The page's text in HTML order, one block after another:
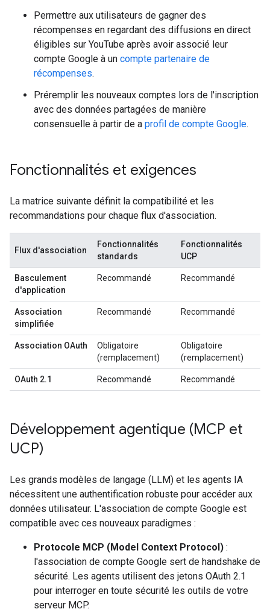
Permettre aux utilisateurs de gagner des
récompenses en regardant des diffusions en direct
éligibles sur YouTube après avoir associé leur
compte Google à un compte partenaire de
récompenses.
Préremplir les nouveaux comptes lors de l'inscription
avec des données partagées de manière
consensuelle à partir de a profil de compte Google.
Fonctionnalités et exigences
La matrice suivante définit la compatibilité et les
recommandations pour chaque flux d'association.
Flux d'association
Fonctionnalités
standards
Fonctionnalités
UCP
Basculement
d'application
Recommandé Recommandé
Association
simplifiée
Recommandé Recommandé
Association OAuth
Obligatoire
(remplacement)
Obligatoire
(remplacement)
OAuth 2.1 Recommandé Recommandé
Développement agentique (MCP et
UCP)
Les grands modèles de langage (LLM) et les agents IA
nécessitent une authentification robuste pour accéder aux
données utilisateur. L'association de compte Google est
compatible avec ces nouveaux paradigmes :
Protocole MCP (Model Context Protocol) :
l'association de compte Google sert de handshake de
sécurité. Les agents utilisent des jetons OAuth 2.1
pour interroger en toute sécurité les outils de votre
serveur MCP.